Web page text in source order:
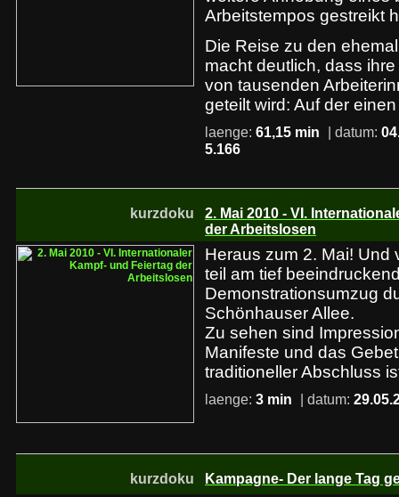
Arbeitstempos gestreikt
Die Reise zu den
macht deutlich, dass
von tausenden
geteilt wird: Auf der
laenge: 61,15 min | datum:
5.166
kurzdoku
2. Mai 2010 - VI.
der Arbeitslosen
Heraus zum 2. Mai! Und
teil am tief
Demonstrationsumzug
Schönhauser Allee.
Zu sehen sind
Manifeste und das
traditioneller Abschluss
laenge: 3 min | datum:
kurzdoku Kampagne- Der lange Tag